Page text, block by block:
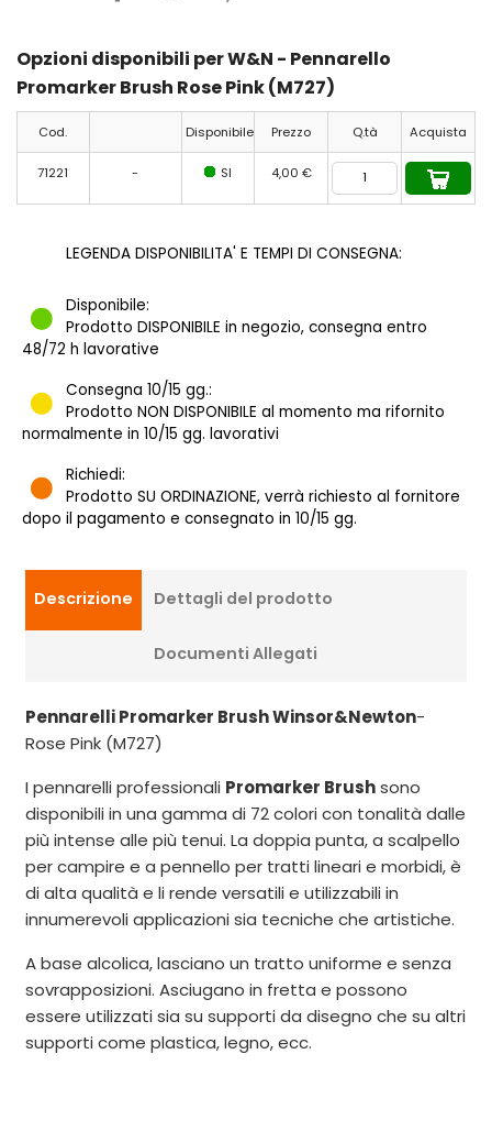
Opzioni disponibili per W&N - Pennarello
Promarker Brush Rose Pink (M727)
Cod. Disponibile Prezzo Q.tà Acquista
71221 - SI 4,00 €
LEGENDA DISPONIBILITA' E TEMPI DI CONSEGNA:
Disponibile:
Prodotto DISPONIBILE in negozio, consegna entro
48/72 h lavorative
Consegna 10/15 gg.:
Prodotto NON DISPONIBILE al momento ma rifornito
normalmente in 10/15 gg. lavorativi
Richiedi:
Prodotto SU ORDINAZIONE, verrà richiesto al fornitore
dopo il pagamento e consegnato in 10/15 gg.
Descrizione Dettagli del prodotto
Documenti Allegati
Pennarelli Promarker Brush Winsor&Newton-
Rose Pink (M727)
I pennarelli professionali Promarker Brushsono
disponibili in una gamma di 72 colori con tonalità dalle
più intense alle più tenui. La doppia punta, a scalpello
per campire e a pennello per tratti lineari e morbidi, è
di alta qualità e li rende versatili e utilizzabili in
innumerevoli applicazioni sia tecniche che artistiche.
A base alcolica, lasciano un tratto uniforme e senza
sovrapposizioni. Asciugano in fretta e possono
essere utilizzati sia su supporti da disegno che su altri
supporti come plastica, legno, ecc.